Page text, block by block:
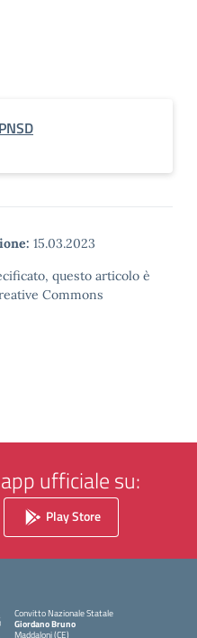
15.03.2023
questo articolo è
Commons
ufficiale su:
Play Store
Convitto Nazionale Statale
Giordano Bruno
Maddaloni (CE)